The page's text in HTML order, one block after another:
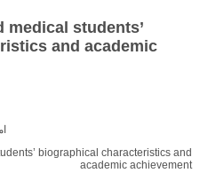
medical students’
and academic
biographical characteristics and
academic achievement